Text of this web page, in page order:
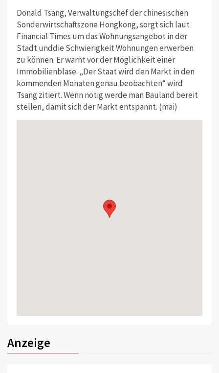
Donald Tsang, Verwaltungschef der chinesischen
Sonderwirtschaftszone Hongkong, sorgt sich laut
Financial Times um das Wohnungsangebot in der
Stadt unddie Schwierigkeit Wohnungen erwerben
zu können. Er warnt vor der Möglichkeit einer
Immobilienblase. „Der Staat wird den Markt in den
kommenden Monaten genau beobachten“ wird
Tsang zitiert. Wenn nötig werde man Bauland bereit
stellen, damit sich der Markt entspannt. (mai)
Anzeige